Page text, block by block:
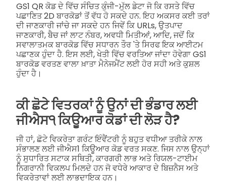
GS1 QR ਕੋਡ ਦੇ ਵਿੱਚ ਸੰਚਿਤ ਕੁੰਜੀ-ਮੁੱਲ ਡੇਟਾ ਜੋ ਕਿ ਰਸਤੇ ਵਿੱਚ
ਪਛਾਣਿਤ 2D ਬਾਰਕੋਡਾਂ ਤੋਂ ਵੱਧ ਹੋ ਸਕਦੇ ਹਨ. ਇਹ ਅਕਸਰ ਕਈ ਤਰਾਂ
ਦੀ ਜਾਣਕਾਰੀ ਜਾਂਚੇ ਜਾ ਸਕਦੇ ਹਨ ਜਿਵੇਂ ਕਿ URLs, ਉਤਪਾਦ
ਜਾਣਕਾਰੀ, ਬੈਚ ਜਾਂ ਲਾਟ ਨੰਬਰ, ਅਵਧੀ ਮਿਤੀਆਂ, ਆਦਿ, ਜਦੋਂ ਕਿ
ਸਵਾਲਾਤਮਕ ਬਾਰਕੋਡ ਵਿੱਚ ਸਧਾਰਨ ਤੌਰ 'ਤੇ ਸਿਰਫ ਇਕ ਆਈਟਮ
ਪਛਾਣਕ ਹੁੰਦਾ ਹੈ. ਇਸ ਲਈ, ਖੇਤੀ ਵਿੱਚ ਵਰਤਿਆ ਜਾਂਦਾ ਹੋਵੇਗਾ GS1
ਬਾਰਕੋਡ ਵਰਤਣ ਵਾਲਾ ਖ਼ਾਤਾ ਮੈਨੇਜਮੈਂਟ ਲਈ ਹੋਰ ਸਹੀ ਅਤੇ ਕੁਸ਼ਲ
ਹੁੰਦਾ ਹੈ।
ਕੀ ਛੋਟੇ ਵਿਤਰਕਾਂ ਨੂੰ ਉਨਾਂ ਦੀ ਭੰਡਾਰ ਲਈ
ਜੀਐਸ੧ ਕਿਊਆਰ ਕੋਡਾਂ ਦੀ ਲੋੜ ਹੈ?
ਜੀ ਹਾਂ, ਛੋਟੇ ਵਿਕਰੇਤਾ ਗਰੰਟ ਇੰਵੈਂਟਰੀ ਨੂੰ ਬਹੁਤ ਵਧੀਆ ਤਰੀਕੇ ਨਾਲ
ਸੰਭਾਲਣ ਲਈ ਜੀਐਸ1 ਕਿਊਆਰ ਕੋਡ ਵਰਤ ਸਕਣ. ਜਿਸ ਨਾਲ ਉਨ੍ਹਾਂ
ਨੂੰ ਸੁਧਾਰਿਤ ਸਟਾਕ ਸਥਿਤੀ, ਕਾਰਗਰੀ ਲਾਭ ਅਤੇ ਰਿਯਲ-ਟਾਈਮ
ਨਿਗਰਾਨੀ ਵਿਕਲਪ ਮਿਲਦੇ ਹਨ ਜੋ ਵਧੇਰੇ ਆਕਾਰ ਦੇ ਬਿਜ਼ਨੈਸ ਅਤੇ
ਵਿਕਰੇਤਾਵਾਂ ਲਈ ਲਾਭਦਾਇਕ ਹਨ।